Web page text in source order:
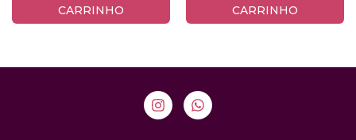
CARRINHO
CARRINHO